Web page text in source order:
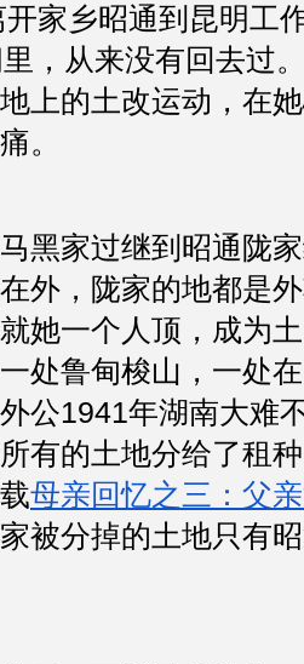
家乡昭通到昆明工
，从来没有回去过
上的土改运动，在
。
黑家过继到昭通陇
外，陇家的地都是
她一个人顶，成为
处鲁甸梭山，一处
公1941年湖南大难
有的土地分给了租
母亲回忆之三：父
被分掉的土地只有